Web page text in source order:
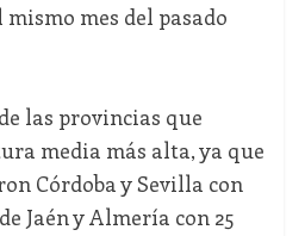
mes del pasado
las provincias que
media más alta, ya que
Córdoba y Sevilla con
Jaén y Almería con 25